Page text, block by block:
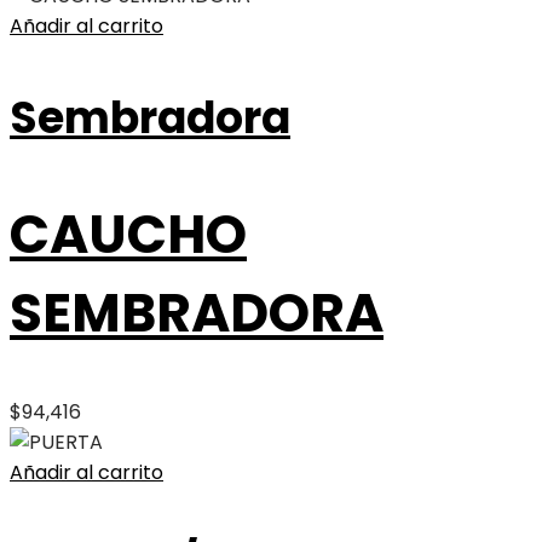
Añadir al carrito
Sembradora
CAUCHO
SEMBRADORA
$94,416
Añadir al carrito